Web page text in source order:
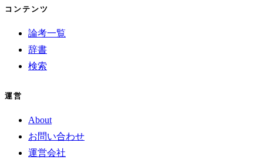
コンテンツ
論考一覧
辞書
検索
運営
About
お問い合わせ
運営会社